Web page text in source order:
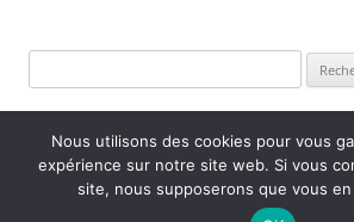
Nous utilisons des cookies pour vous
expérience sur notre site web. Si vous
site, nous supposerons que vous